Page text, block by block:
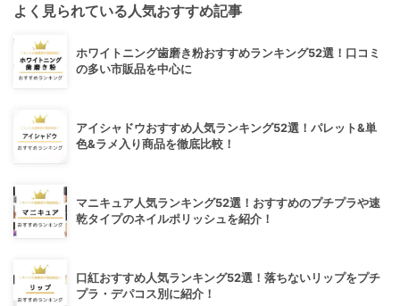
よく見られている人気おすすめ記事
ホワイトニング歯磨き粉おすすめランキング52選！口コミ
の多い市販品を中心に
アイシャドウおすすめ人気ランキング52選！パレット&単
色&ラメ入り商品を徹底比較！
マニキュア人気ランキング52選！おすすめのプチプラや速
乾タイプのネイルポリッシュを紹介！
口紅おすすめ人気ランキング52選！落ちないリップをプチ
プラ・デパコス別に紹介！